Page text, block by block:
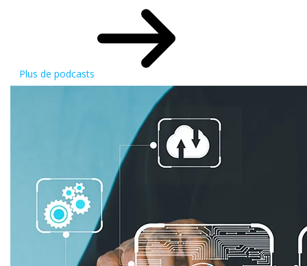
Plus de podcasts